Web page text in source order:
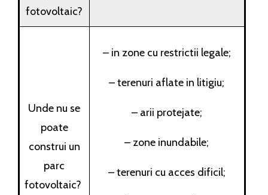
fotovoltaic?
Unde nu se
poate
construi un
parc
fotovoltaic?
– in zone cu restrictii legale;
– terenuri aflate in litigiu;
– arii protejate;
– zone inundabile;
– terenuri cu acces dificil;